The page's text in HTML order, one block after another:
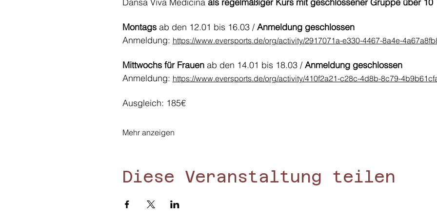
Montags ab den 12.01 bis 16.03 / Anmeldung geschlossen
Anmeldung: https://www.eversports.de/org/activity/2917071a-e330-4467-8a4e-
Mittwochs für Frauen ab den 14.01 bis 18.03 / Anmeldung geschlossen
Anmeldung: https://www.eversports.de/org/activity/410f2a21-c28c-4d8b-8c79-
Ausgleich: 185€
Mehr anzeigen
Diese Veranstaltung teilen